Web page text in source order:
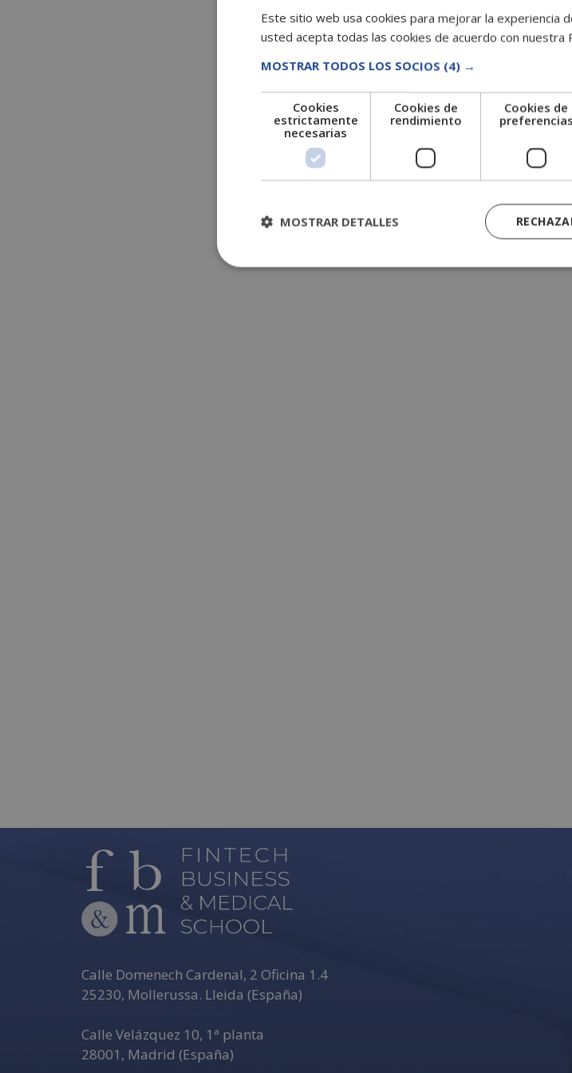
Calle Domenech Cardenal, 2 Oficina 1.4
25230, Mollerussa. Lleida (España)
Calle Velázquez 10, 1ª planta
28001 , Madrid (España)
Este sitio web usa cookies para mejorar la experiencia
usted acepta todas las cookies de acuerdo con nuestra
MOSTRAR TODOS LOS SOCIOS (4) →
Cookies
estrictamente
necesarias
Cookies de
rendimiento
Cookies de
preferencias
MOSTRAR DETALLES